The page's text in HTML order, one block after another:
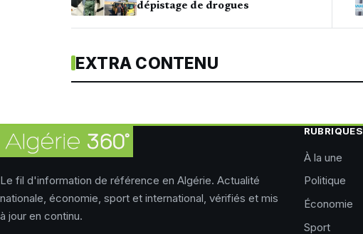
dépistage de drogues
EXTRA CONTENU
Le fil d'information de référence en Algérie. Actualité
nationale, économie, sport et international, vérifiés et mis
à jour en continu.
RUBRIQUES
À la une
Politique
Économie
Sport